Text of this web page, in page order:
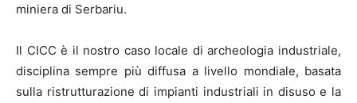
miniera di Serbariu.
Il CICC è il nostro caso locale di archeologia industriale,
disciplina sempre più diffusa a livello mondiale, basata
sulla ristrutturazione di impianti industriali in disuso e la